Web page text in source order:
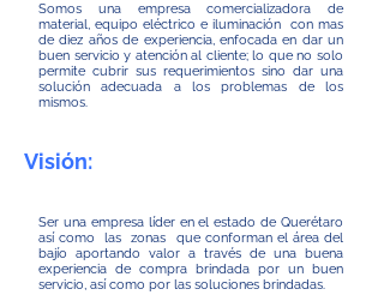
Somos una empresa comercializadora de
material, equipo eléctrico e iluminación con mas
de diez años de experiencia, enfocada en dar un
buen servicio y atención al cliente; lo que no solo
permite cubrir sus requerimientos sino dar una
solución adecuada a los problemas de los
mismos.
Visión:
Ser una empresa líder en el estado de Querétaro
así como las zonas que conforman el área del
bajío aportando valor a través de una buena
experiencia de compra brindada por un buen
servicio, así como por las soluciones brindadas.